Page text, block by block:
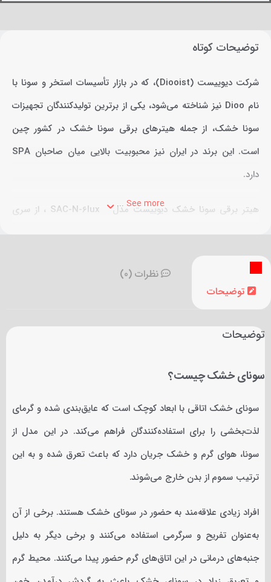
توضیحات کوتاه
شرکت دیوییست (Diooist)، که در بازار تأسیسات استخر و سونا با
نام Dioo نیز شناخته می‌شود، یکی از برترین تولیدکنندگان تجهیزات
سونا خشک، از جمله هیترهای برقی سونا خشک در کشور چین
است. این برند در ایران نیز محبوبیت بالایی میان صاحبان SPA
دارد.
هیتر برقی سونا خشک دیوییست مدل SAC-N-6lux ، از سری
هیترهای برقی سونا خشک Diooist است که با همکاری کشورهای
چین و سوئد برای رقابت با برترین برندهای اروپایی طراحی و تولید
می‌شود. این سری از هیترها به سنسورهای پیشرفته‌ای مجهز هستند
که قابلیت کنترل دما را به طور هوشمند فراهم می‌کند. همچنین، این
محصول با بدنه تمام استیل، عملکردی فوق‌العاده و عمر کاری بالایی
See more ...
توضیحات
نظرات (0)
توضیحات
سونای خشک چیست؟
سونای خشک اتاقی با ابعاد کوچک است که عایق‌بندی شده و گرمای
لذت‌بخشی را برای استفاده‌کنندگان فراهم می‌کند. در این مدل از
سونا، هوای گرم و خشک جریان دارد که باعث تعرق شده و به این
ترتیب سموم از بدن خارج می‌شوند.
افراد زیادی علاقه‌مند به حضور در سونای خشک هستند. برخی از آن
به‌عنوان تفریح و سرگرمی استفاده می‌کنند و برخی دیگر به دلیل
جنبه‌های درمانی در این اتاق‌های گرم حضور پیدا می‌کنند. محیط گرم